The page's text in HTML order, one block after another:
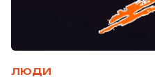
ЛЮДИ